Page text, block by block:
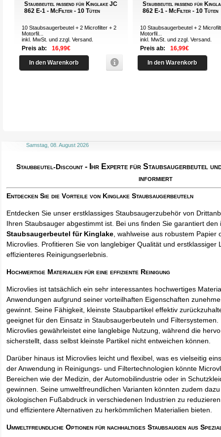
Staubbeutel passend für Kinglake JC
862 E-1 - McFilter - 10 Tüten
10 Staubsaugerbeutel + 2 Microfilter + 2
Motorfil...
inkl. MwSt. und zzgl.Versand
Preis ab: 16,99€
In den Warenkorb
Staubbeutel passend für
862 E-1 - McFilter - 10 Tüten
10 Staubsaugerbeutel + 2
Motorfil...
inkl. MwSt. und zzgl.Versand
Preis ab: 16,99€
In den Warenkorb
Samstag, 08. August 2026
Staubbeutel-Discount - Ihr Experte für Staubsaugerbeutel
informiert
Entdecken Sie die Vorteile von Kinglake Staubsaugerbeuteln
Entdecken Sie unser erstklassiges Staubsaugerzubehör von
Ihren Staubsauger abgestimmt ist. Bei uns finden Sie garantiert den
Staubsaugerbeutel für Kinglake, wahlweise aus robustem Papier
Microvlies. Profitieren Sie von langlebiger Qualität und erstklassiger
effizienteres Reinigungserlebnis.
Hochwertige Materialien für eine effiziente Reinigung
Microvlies ist tatsächlich ein sehr interessantes hochwertiges
Anwendungen aufgrund seiner vorteilhaften Eigenschaften
gewinnt. Seine Fähigkeit, kleinste Staubpartikel effektiv
geeignet für den Einsatz in Staubsaugerbeuteln und
Microvlies gewährleistet eine langlebige Nutzung, während die
sicherstellt, dass selbst kleinste Partikel nicht entweichen können.
Darüber hinaus ist Microvlies leicht und flexibel, was es vielseitig
der Anwendung in Reinigungs- und Filtertechnologien könnte
Bereichen wie der Medizin, der Automobilindustrie oder in
gewinnen. Seine umweltfreundlichen Varianten könnten zudem
ökologischen Fußabdruck in verschiedenen Industrien zu
und effizientere Alternativen zu herkömmlichen Materialien bieten.
Umweltfreundliche Optionen für nachhaltiges Staubsaugen aus